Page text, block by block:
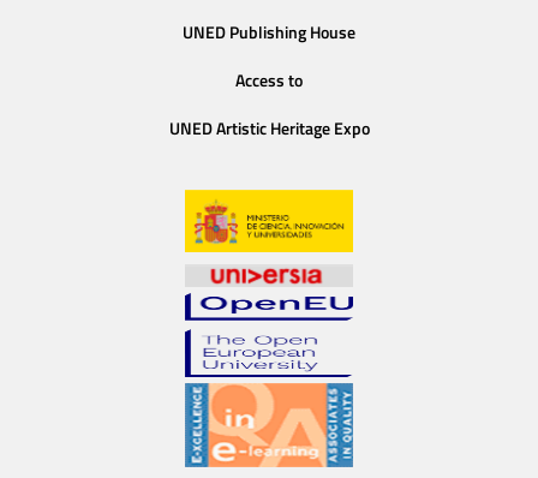
UNED Publishing House
Access to
UNED Artistic Heritage Expo